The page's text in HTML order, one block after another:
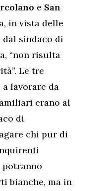
e San
in vista delle
dal sindaco di
“non risulta
Le tre
lavorare da
erano al
di
chi pur di
potranno
bianche, ma in